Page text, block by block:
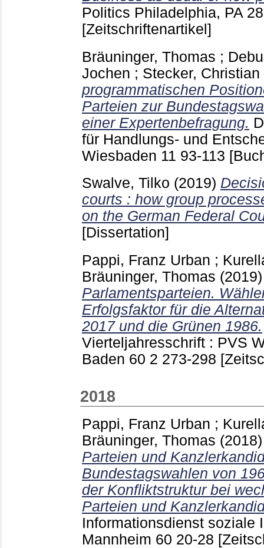
Politics Philadelphia, PA
[Zeitschriftenartikel]
Bräuninger, Thomas ;
Jochen ; Stecker, Christian
programmatischen
Parteien zur
einer Expertenbefragung.
für Handlungs- und
Wiesbaden 11 93-113
Swalve, Tilko (2019)
courts : how group
on the German Federal
[Dissertation]
Pappi, Franz Urban ;
Bräuninger, Thomas
Parlamentsparteien.
Erfolgsfaktor für die
2017 und die Grünen 1986.
Vierteljahresschrift : PVS
Baden 60 2 273-298
2018
Pappi, Franz Urban ;
Bräuninger, Thomas
Parteien und
Bundestagswahlen von
der Konfliktstruktur bei
Parteien und
Informationsdienst soziale
Mannheim 60 20-28